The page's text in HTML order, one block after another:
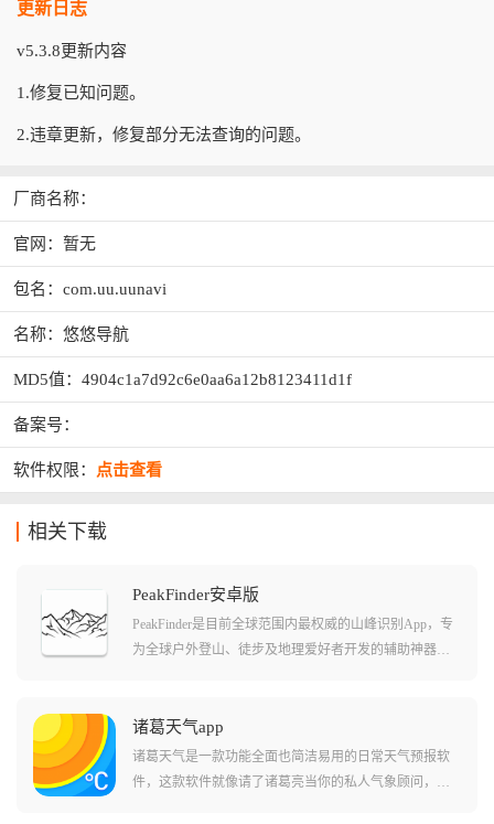
更新日志
v5.3.8更新内容
1.修复已知问题。
2.违章更新，修复部分无法查询的问题。
厂商名称：
官网：暂无
包名：com.uu.uunavi
名称：悠悠导航
MD5值：4904c1a7d92c6e0aa6a12b8123411d1f
备案号：
软件权限： 点击查看
相关下载
PeakFinder安卓版
PeakFinder是目前全球范围内最权威的山峰识别App，专
为全球户外登山、徒步及地理爱好者开发的辅助神器，
60度无死角地为你标注周围的山峰。
诸葛天气app
诸葛天气是一款功能全面也简洁易用的日常天气预报软
件，这款软件就像请了诸葛亮当你的私人气象顾问，它